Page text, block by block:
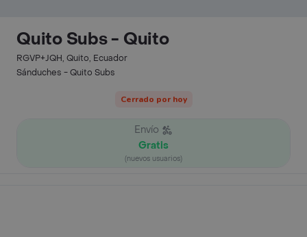
Quito Subs - Quito
RGVP+JQH, Quito, Ecuador
Sánduches - Quito Subs
Cerrado por hoy
Envío
Gratis
(nuevos usuarios)